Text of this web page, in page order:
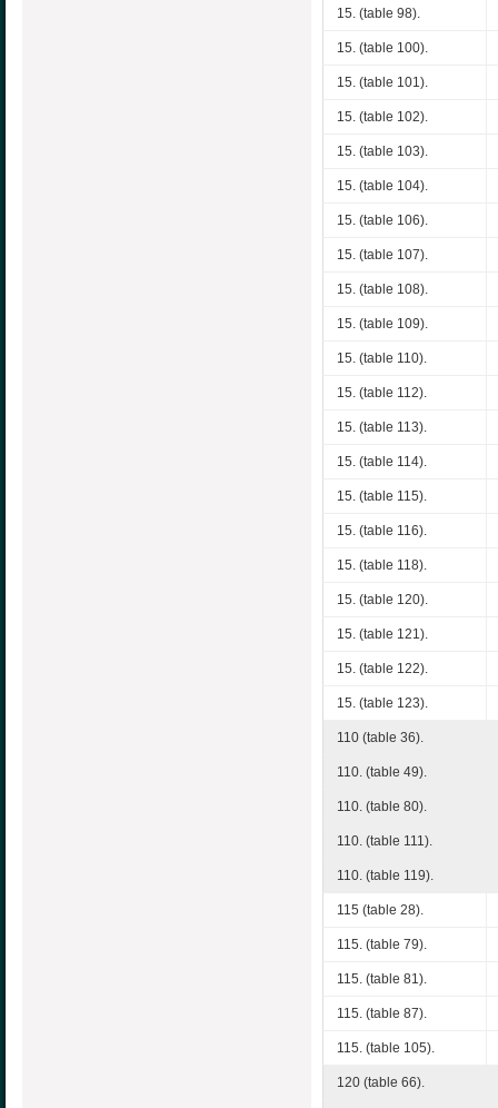
15. (table 98).
15. (table 100).
15. (table 101).
15. (table 102).
15. (table 103).
15. (table 104).
15. (table 106).
15. (table 107).
15. (table 108).
15. (table 109).
15. (table 110).
15. (table 112).
15. (table 113).
15. (table 114).
15. (table 115).
15. (table 116).
15. (table 118).
15. (table 120).
15. (table 121).
15. (table 122).
15. (table 123).
110 (table 36).
110. (table 49).
110. (table 80).
110. (table 111).
110. (table 119).
115 (table 28).
115. (table 79).
115. (table 81).
115. (table 87).
115. (table 105).
120 (table 66).